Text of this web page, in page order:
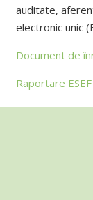
auditate,
electronic unic
Document de
Raportare ESEF